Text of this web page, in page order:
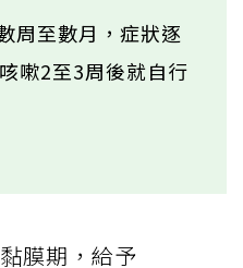
周至數月，症狀逐
嗽2至3周後就自行
膜期，給予